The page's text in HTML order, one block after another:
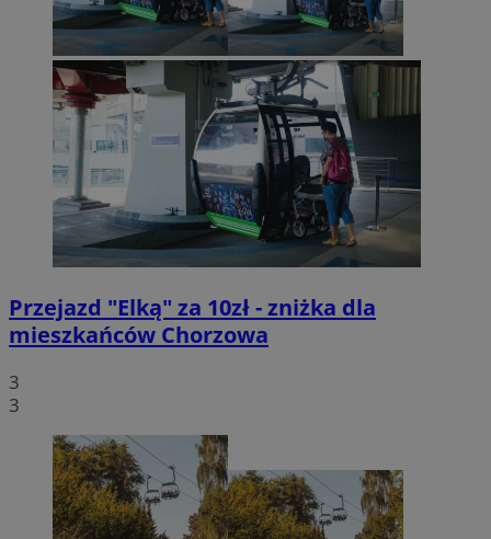
Przejazd "Elką" za 10zł - zniżka dla
mieszkańców Chorzowa
3
3